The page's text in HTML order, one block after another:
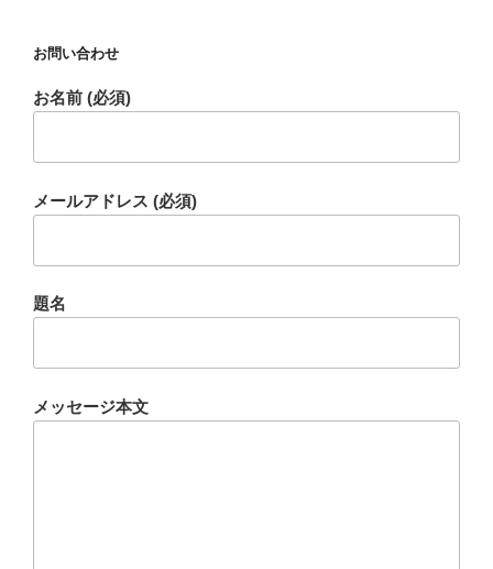
お問い合わせ
お名前 (必須)
メールアドレス (必須)
題名
メッセージ本文